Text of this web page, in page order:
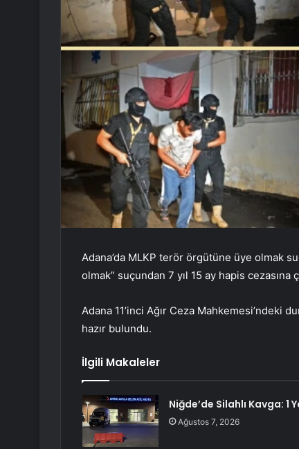
Adana’da MLKP terör örgütüne üye olmak
olmak” suçundan 7 yıl 15 ay hapis cezasına
Adana 11’inci Ağır Ceza Mahkemesi’ndeki
hazır bulundu.
İlgili Makaleler
Niğde’de Silahlı Kavga: 1
Ağustos 7, 2026